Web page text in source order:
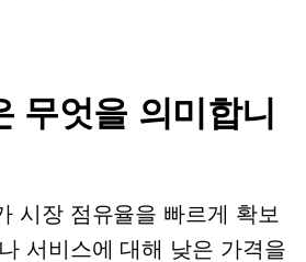
무엇을 의미합니
시장 점유율을 빠르게 확보
서비스에 대해 낮은 가격을